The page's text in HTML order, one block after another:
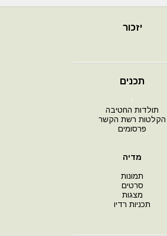
יזכור
תכנים
י
תולדות החטיבה
הקלטות רשת הקשר
פרסומים
מדיה
תמונות
סרטים
מצגות
תכניות רדיו